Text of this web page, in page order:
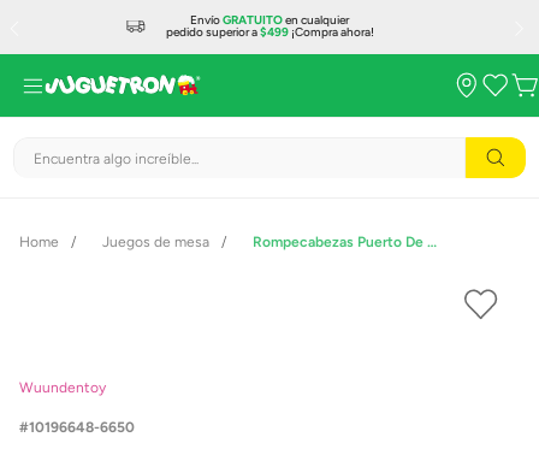
EnvíoGRATUITOen cualquier
pedido superior a$499¡Compra ahora!
Encuentra algo increíble...
Juegos de mesa Rompecabezas Puerto De Pontcheffs de 500 Piezas
Wuundentoy
10196648-6650